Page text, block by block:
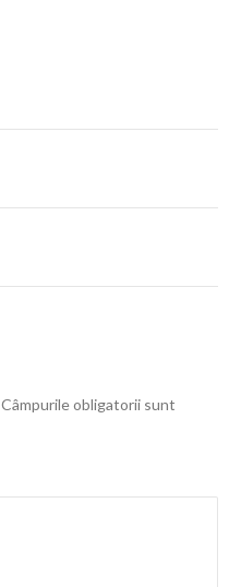
Câmpurile obligatorii sunt